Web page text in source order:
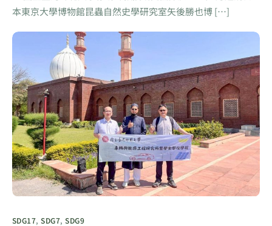
本東京大學博物館昆蟲自然史學研究室矢後勝也博 […]
SDG17,SDG7,SDG9